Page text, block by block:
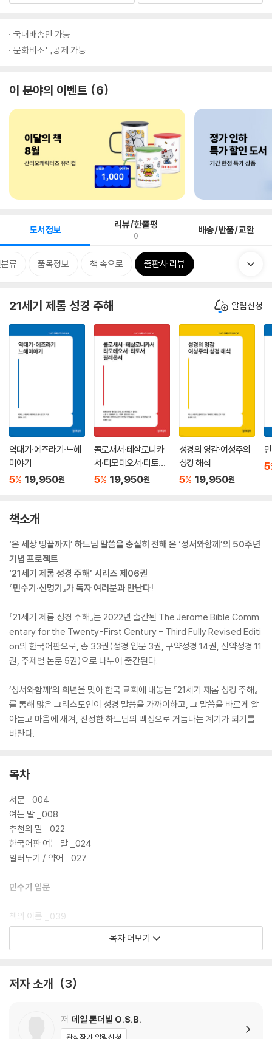
국내배송만 가능
문화비소득공제 가능
이 분야의 이벤트 6
도서정보 리뷰/한줄평
0 배송/반품/교환
류 품목정보 책 속으로 출판사 리뷰
21세기 제롬 성경 주해 알림신청
역대기·에즈라기·느헤
미야기
5% 19,950원
콜로새서·테살로니카
서·티모테오서·티토서·
필레몬서
5% 19,950원
성경의 영감·여성주의
성경 해석
5% 19,950원
5
책소개
‘온 세상 땅끝까지’ 하느님 말씀을 충실히 전해 온 ‘성서와함께’의 50주년
기념 프로젝트
‘21세기 제롬 성경 주해’ 시리즈 제06권
『민수기·신명기』가 독자 여러분과 만난다!
『21세기 제롬 성경 주해』는 2022년 출간된 The Jerome Bible Comm
entary for the Twenty-First Century - Third Fully Revised Editi
on의 한국어판으로, 총 33권(성경 입문 3권, 구약성경 14권, 신약성경 11
권, 주제별 논문 5권)으로 나누어 출간된다.
‘성서와함께’의 희년을 맞아 한국 교회에 내놓는 『21세기 제롬 성경 주해』
를 통해 많은 그리스도인이 성경 말씀을 가까이하고, 그 말씀을 바르게 알
아듣고 마음에 새겨, 진정한 하느님의 백성으로 거듭나는 계기가 되기를
바란다.
목차
서문 _004
여는 말 _008
추천의 말 _022
한국어판 여는 말 _024
일러두기 / 약어 _027
민수기 입문
책의 이름 _039
문학적 특징 _040
시나이에서 약속의 땅으로 이동 준비 1,1-10,10 _051
목차 더보기
저자 소개 3
저 데일 론더빌 O.S.B.